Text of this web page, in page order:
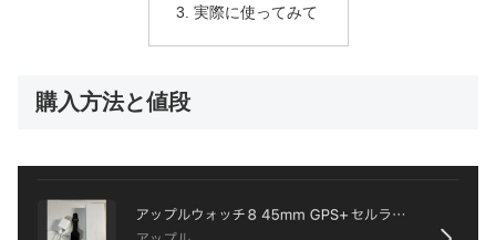
実際に使ってみて
購入方法と値段